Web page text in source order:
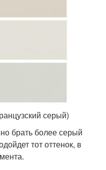
серый)
брать более серый
тот оттенок, в